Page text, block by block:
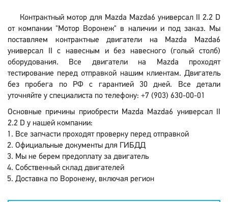
Контрактный мотор для Mazda Mazda6 универсал II 2.2 D
от компании "Мотор Воронеж" в наличии и под заказ. Мы
поставляем контрактные двигатели на Mazda Mazda6
универсал II с навесным и без навесного (голый столб)
оборудования. Все двигатели на Mazda проходят
тестирование перед отправкой нашим клиентам. Двигатель
без пробега по РФ с гарантией 30 дней. Все детали
уточняйте у специалиста по телефону: +7 (903) 630-00-01
Основные причины приобрести Mazda Mazda6 универсал II
2.2 D у нашей компании:
Все запчасти проходят проверку перед отправкой
Официальные документы для ГИБДД
Мы не берем предоплату за двигатель
Собственный склад двигателей
Доставка по Воронежу, включая регион